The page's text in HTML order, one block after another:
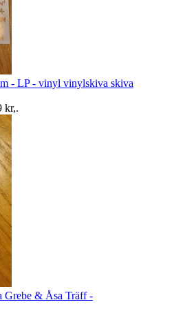
- LP - vinyl vinylskiva skiva
kr,.
Grebe & Åsa Träff -